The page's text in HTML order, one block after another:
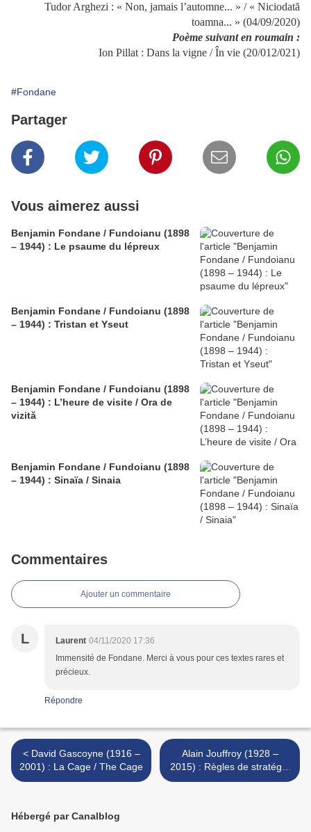
Tudor Arghezi : « Non, jamais l’automne... » / « Niciodată
toamna... » (04/09/2020)
Poème suivant en roumain :
Ion Pillat : Dans la vigne / În vie (20/012/021)
#Fondane
Partager
Vous aimerez aussi
Benjamin Fondane / Fundoianu (1898
– 1944) : Le psaume du lépreux
Benjamin Fondane / Fundoianu (1898
– 1944) : Tristan et Yseut
Benjamin Fondane / Fundoianu (1898
– 1944) : L’heure de visite / Ora de
vizită
Benjamin Fondane / Fundoianu (1898
– 1944) : Sinaïa / Sinaia
Commentaires
Ajouter un commentaire
L Laurent 04/11/2020 17:36
Immensité de Fondane. Merci à vous pour ces textes rares et
précieux.
Répondre
< David Gascoyne (1916 –
2001) : La Cage / The Cage
Alain Jouffroy (1928 –
2015) : Règles de stratégie
(II) >
Hébergé par Canalblog